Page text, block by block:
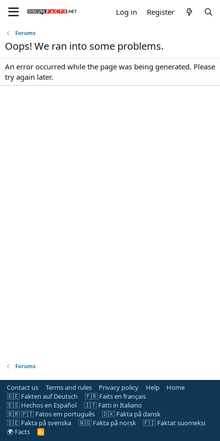
Log in Register
Forums
Oops! We ran into some problems.
An error occurred while the page was being generated. Please
try again later.
Forums
Contact us Terms and rules Privacy policy Help
Home
🇩🇪 Fakten auf Deutsch
🇫🇷 Faits en français
🇪🇸 Hechos en Español
🇮🇹 Fatti in Italiano
🇧🇷 🇵🇹 Fatos em português
🇩🇰 Fakta på dansk
🇸🇪 Fakta på svenska
🇳🇴 Fakta på norsk
🇫🇮 Faktat suomeksi
🌍 Facts
R